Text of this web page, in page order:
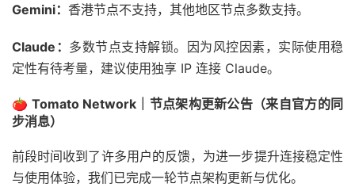
Gemini： 香港节点不支持，其他地区节点多数支持。
Claude： 多数节点支持解锁。因为风控因素，实际使用稳
定性有待考量，建议使用独享 IP 连接 Claude。
🍅 Tomato Network｜节点架构更新公告（来自官方的同
步消息）
前段时间收到了许多用户的反馈，为进一步提升连接稳定性
与使用体验，我们已完成一轮节点架构更新与优化。